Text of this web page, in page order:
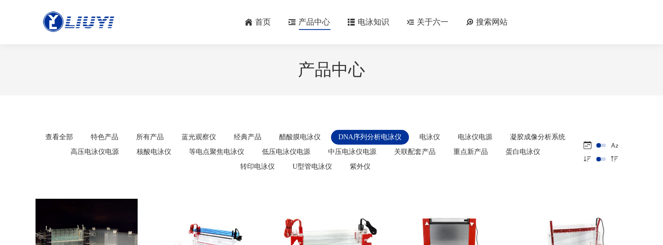
首页 产品中心 电泳知识 关于六一 搜索网站
产品中心
查看全部 特色产品 所有产品 蓝光观察仪 经典产品 醋酸膜电泳仪 DNA序列分析电泳仪 电泳仪 电泳仪电源
凝胶成像分析系统
高压电泳仪电源
核酸电泳仪 等电点聚焦电泳仪 低压电泳仪电源 中压电泳仪电源 关联配套产品 重点新产品
蛋白电泳仪
转印电泳仪
U型管电泳仪 紫外仪